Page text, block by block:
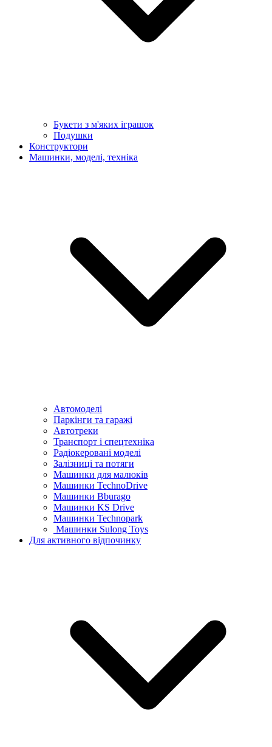
Букети з м'яких іграшок
Подушки
Конструктори
Машинки, моделі, техніка
Автомоделі
Паркінги та гаражі
Автотреки
Транспорт і спецтехніка
Радіокеровані моделі
Залізниці та потяги
Машинки для малюків
Машинки TechnoDrive
Машинки Bburago
Машинки KS Drive
Машинки Technopark
Машинки Sulong Toys
Для активного відпочинку